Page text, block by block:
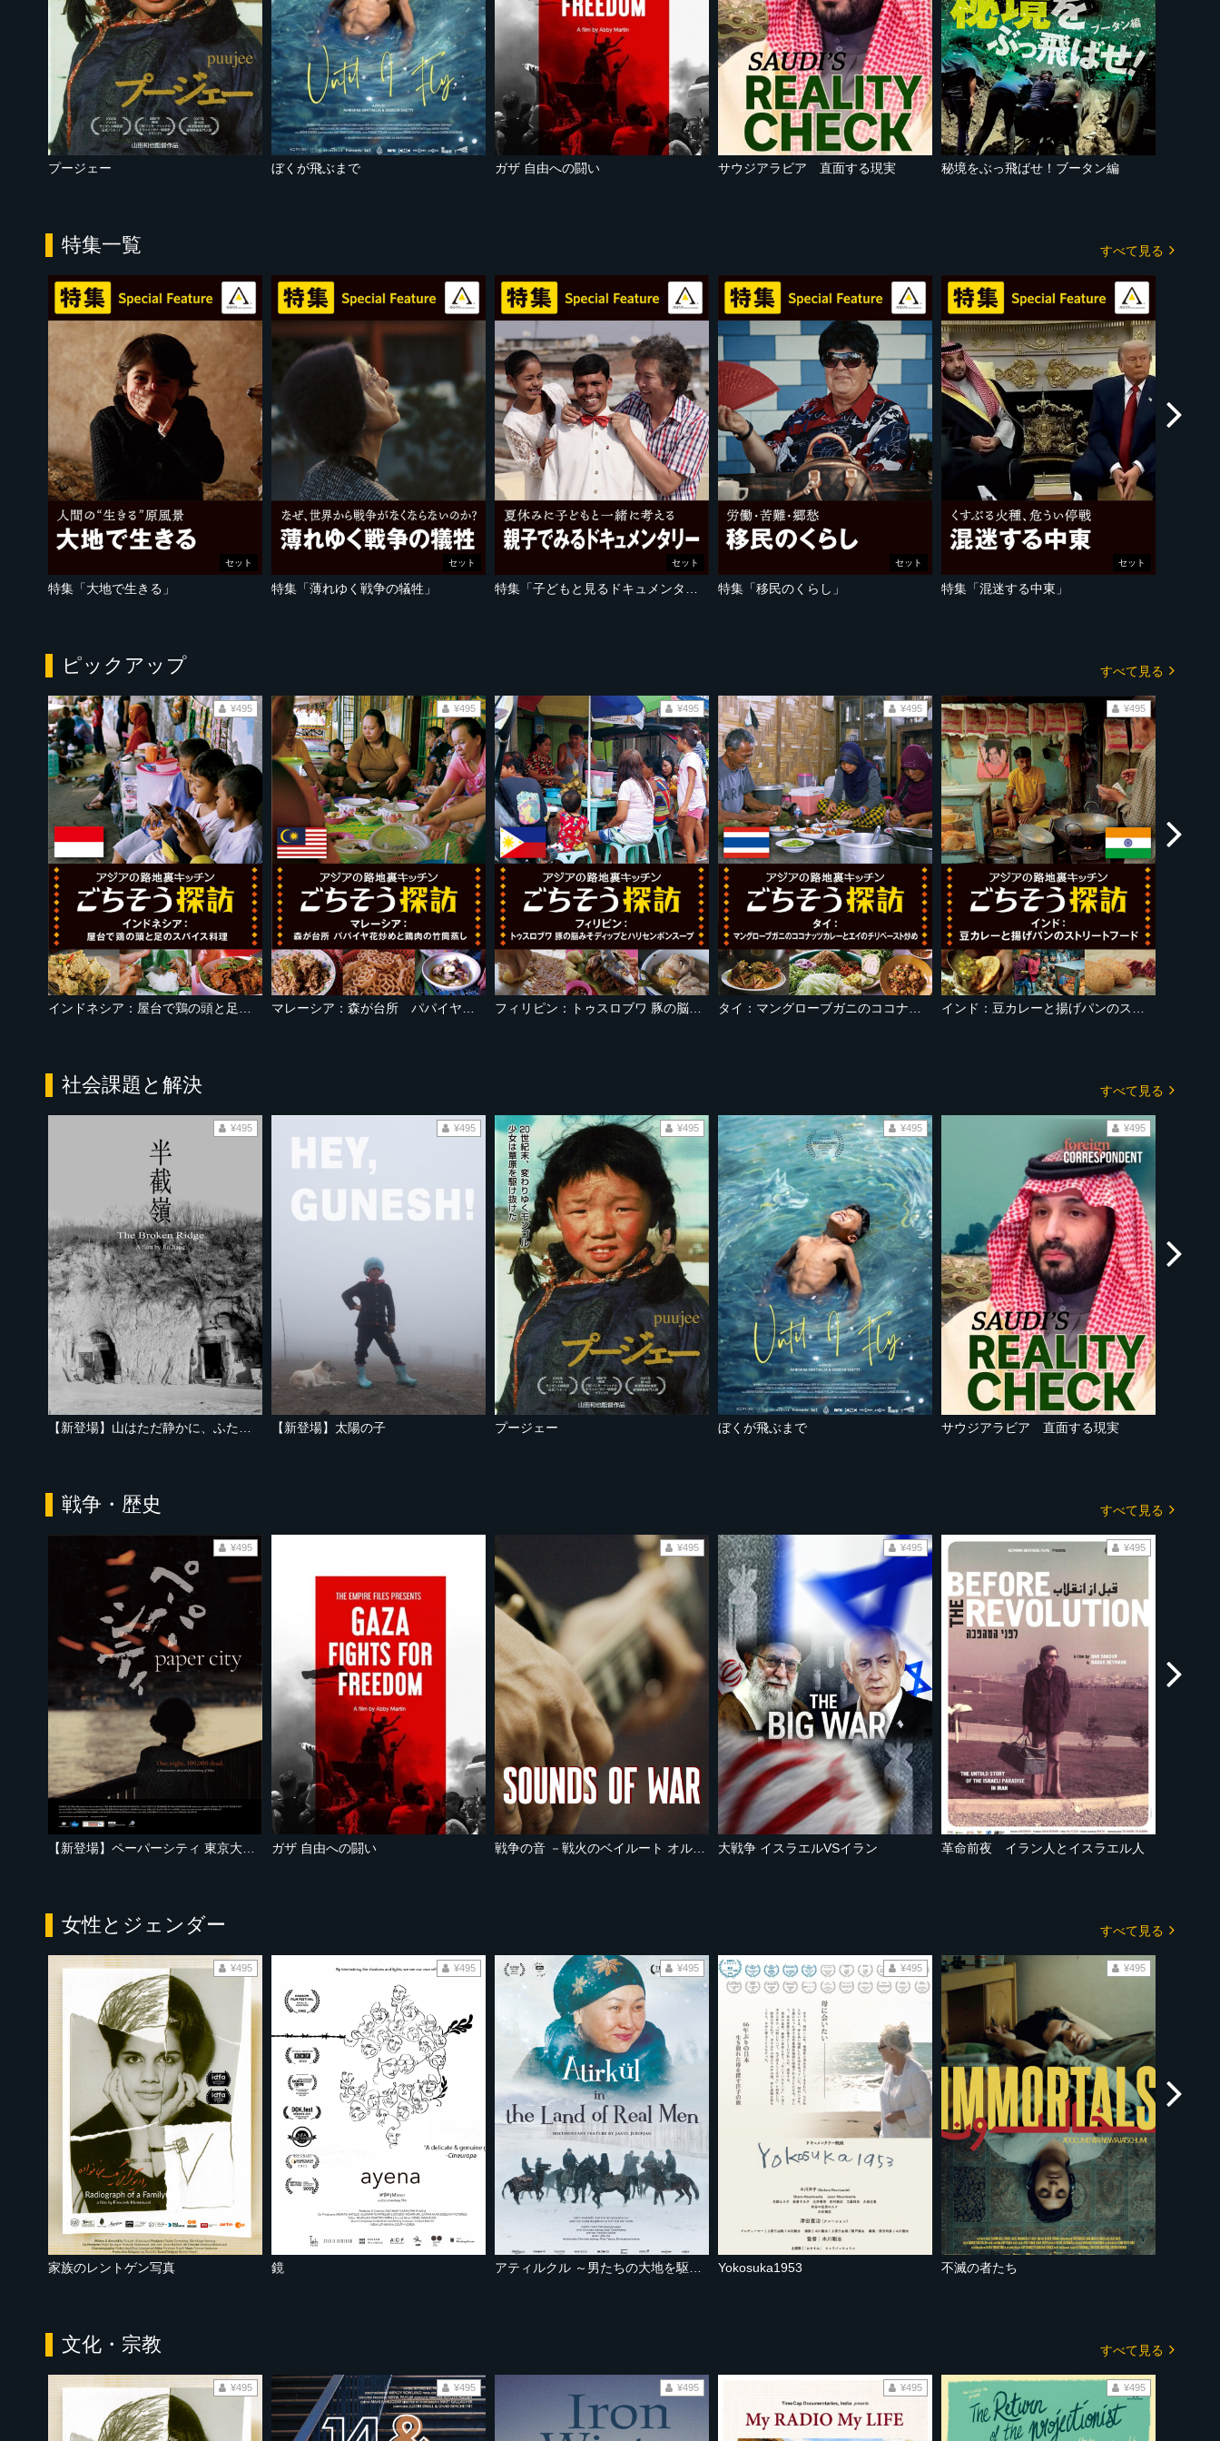
プージェー ぼくが飛ぶまで ガザ 自由への闘い サウジアラビア 直面する現実 秘境をぶっ飛ばせ！ブータン編
特集一覧 すべて見る
セット
特集「大地で生きる」
セット
特集「薄れゆく戦争の犠牲」
セット セット
特集「移民のくらし」
セット
特集「混迷する中東」
ピックアップ すべて見る
¥495 ¥495 ¥495 ¥495 ¥495
社会課題と解決 すべて見る
【新登場】山はただ静かに、ふたりを隔てて
¥495
【新登場】太陽の子
¥495
プージェー
¥495
ぼくが飛ぶまで
¥495
サウジアラビア 直面する現実
¥495
戦争・歴史 すべて見る
¥495
ガザ 自由への闘い
¥495
大戦争 イスラエルVSイラン
¥495
革命前夜 イラン人とイスラエル人
¥495
女性とジェンダー すべて見る
家族のレントゲン写真
¥495
鏡
¥495 ¥495
Yokosuka1953
¥495
不滅の者たち
¥495
文化・宗教 すべて見る
¥495 ¥495 ¥495 ¥495 ¥495